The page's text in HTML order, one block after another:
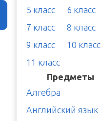
5 класс
6 класс
7 класс
8 класс
9 класс
10 класс
11 класс
Предметы
Алгебра
Английский язык